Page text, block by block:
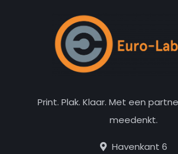
Print. Plak. Klaar. Met een
meedenkt.
Havenkant 6